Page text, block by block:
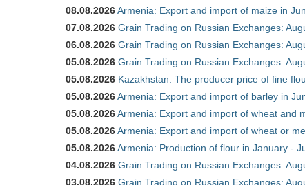
08.08.2026Armenia: Export and import of maize in
07.08.2026 Grain Trading on Russian Exchanges:
06.08.2026 Grain Trading on Russian Exchanges:
05.08.2026 Grain Trading on Russian Exchanges:
05.08.2026 Kazakhstan: The producer price of fine
05.08.2026Armenia: Export and import of barley in
05.08.2026Armenia: Export and import of wheat and
05.08.2026Armenia: Export and import of wheat or
05.08.2026Armenia: Production of flour in January -
04.08.2026 Grain Trading on Russian Exchanges:
03.08.2026 Grain Trading on Russian Exchanges: